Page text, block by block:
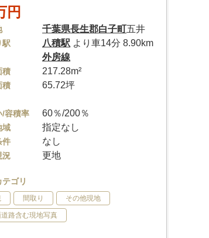
円
千葉県長生郡白子町五井
駅 八積駅 より車14分 8.90km
外房線
積 217.28m²
積
65.72坪
/容積率 60％/200％
域 指定なし
件 なし
況 更地
ゴリ
間取り その他現地
路含む現地写真